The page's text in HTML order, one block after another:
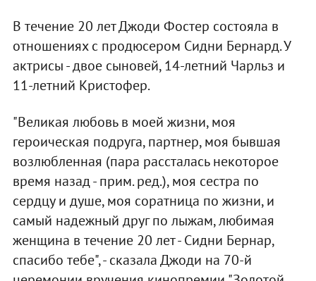
В течение 20 лет Джоди Фостер состояла в
отношениях с продюсером Сидни Бернард. У
актрисы - двое сыновей, 14-летний Чарльз и
11-летний Кристофер.
"Великая любовь в моей жизни, моя
героическая подруга, партнер, моя бывшая
возлюбленная (пара рассталась некоторое
время назад - прим. ред.), моя сестра по
сердцу и душе, моя соратница по жизни, и
самый надежный друг по лыжам, любимая
женщина в течение 20 лет - Сидни Бернар,
спасибо тебе", - сказала Джоди на 70-й